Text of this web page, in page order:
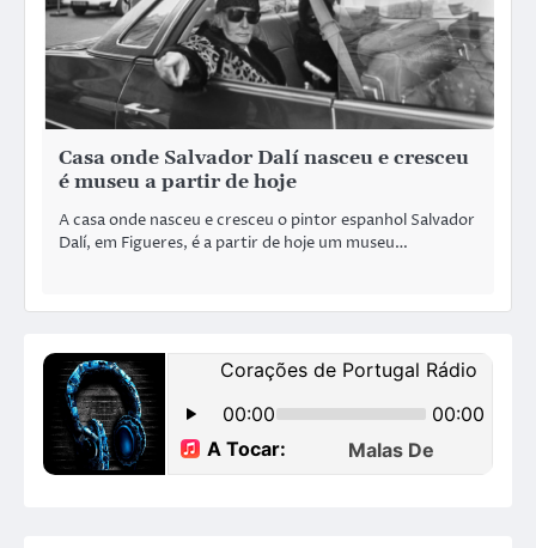
Casa onde Salvador Dalí nasceu e cresceu
é museu a partir de hoje
A casa onde nasceu e cresceu o pintor espanhol Salvador
Dalí, em Figueres, é a partir de hoje um museu…